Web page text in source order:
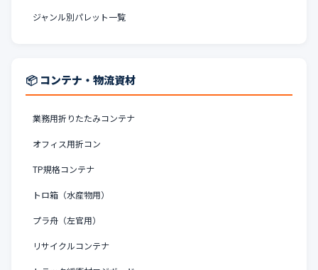
ジャンル別パレット一覧
📦 コンテナ・物流資材
業務用折りたたみコンテナ
オフィス用折コン
TP規格コンテナ
トロ箱（水産物用）
プラ舟（左官用）
リサイクルコンテナ